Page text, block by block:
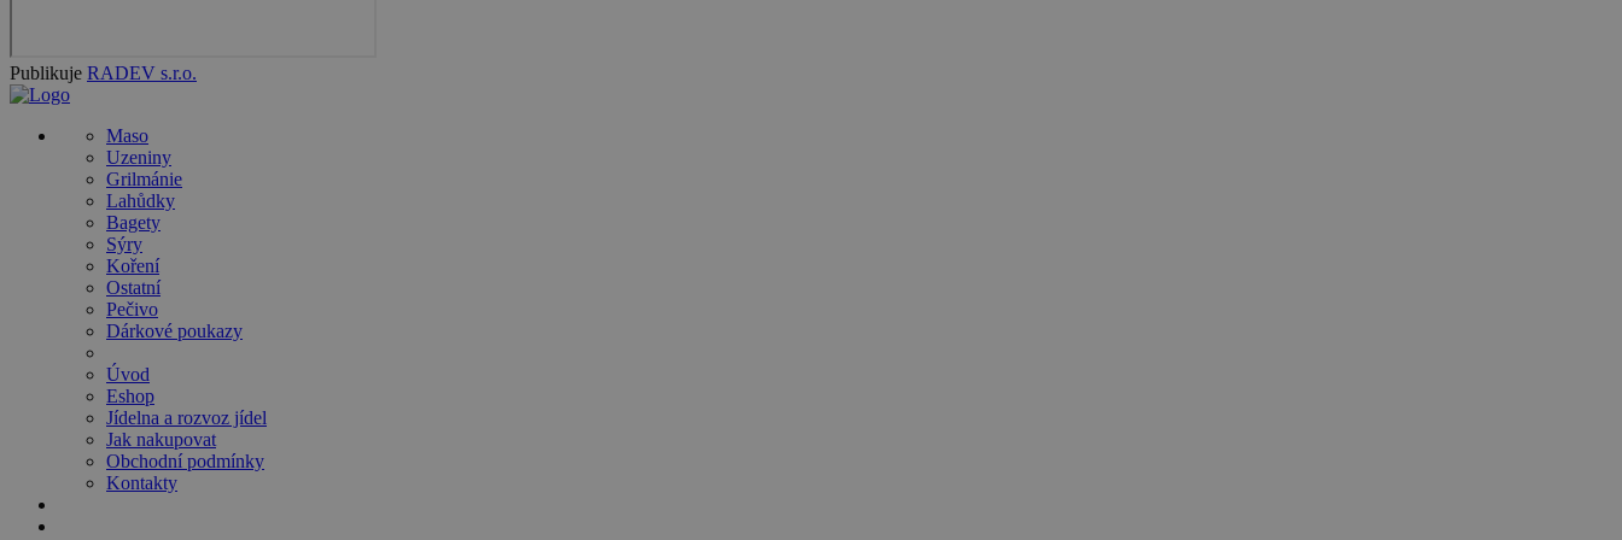
Publikuje RADEV s.r.o.
Maso
Uzeniny
Grilmánie
Lahůdky
Bagety
Sýry
Koření
Ostatní
Pečivo
Dárkové poukazy
Úvod
Eshop
Jídelna a rozvoz jídel
Jak nakupovat
Obchodní podmínky
Kontakty